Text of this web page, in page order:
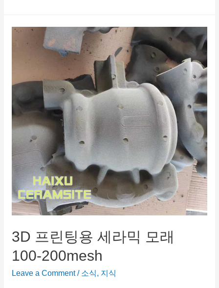
3D 프린팅용 세라믹 모래
100-200mesh
Leave a Comment / 소식, 지식